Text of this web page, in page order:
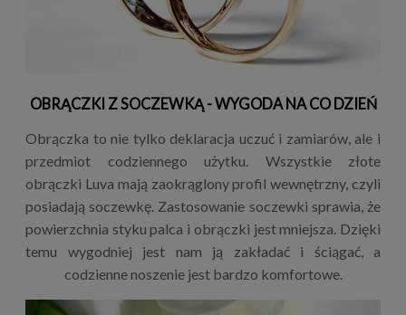
OBRĄCZKI Z SOCZEWKĄ - WYGODA NA CO DZIEŃ
Obrączka to nie tylko deklaracja uczuć i zamiarów, ale i
przedmiot codziennego użytku. Wszystkie złote
obrączki Luva mają zaokrąglony profil wewnętrzny, czyli
posiadają soczewkę. Zastosowanie soczewki sprawia, że
powierzchnia styku palca i obrączki jest mniejsza. Dzięki
temu wygodniej jest nam ją zakładać i ściągać, a
codzienne noszenie jest bardzo komfortowe.